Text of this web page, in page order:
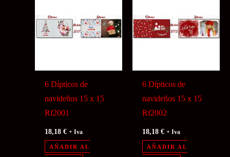
6 Dípticos de
navideños 15 x 15
Rf2001
18,18€ + Iva
AÑADIR AL
6 Dípticos de
navideños 15 x 15
Rf2002
18,18€ + Iva
AÑADIR AL